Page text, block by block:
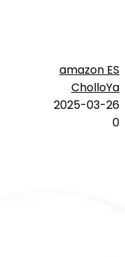
amazon ES
CholloYa
2025-03-26
0